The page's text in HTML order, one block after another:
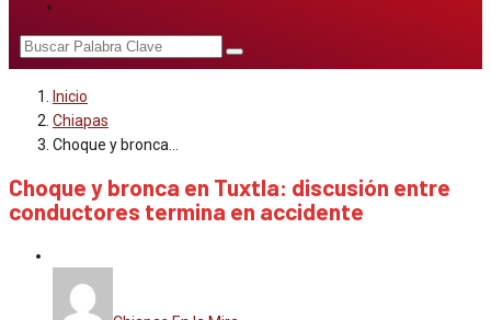
Inicio
Chiapas
Choque y bronca…
Choque y bronca en Tuxtla: discusión entre
conductores termina en accidente